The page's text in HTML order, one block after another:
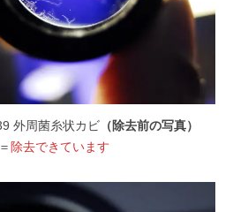
外周菌糸状カビ（除去前の写真）
除去できています